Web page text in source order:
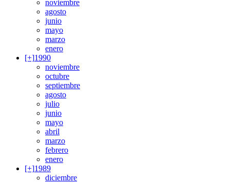
noviembre
agosto
junio
mayo
marzo
enero
[+]1990
noviembre
octubre
septiembre
agosto
julio
junio
mayo
abril
marzo
febrero
enero
[+]1989
diciembre